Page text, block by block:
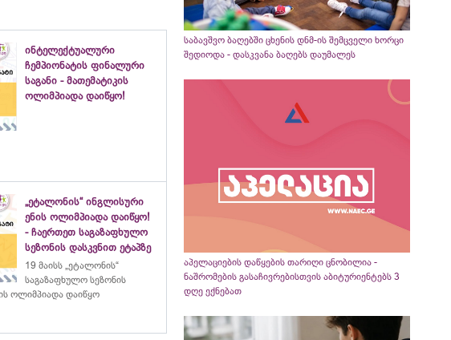
ინტელექტუალური
ჩემპიონატის ფინალური
საგანი - მათემატიკის
ოლიმპიადა დაიწყო!
„ეტალონის“ ინგლისური
ენის ოლიმპიადა დაიწყო!
- ჩაერთეთ საგაზაფხულო
სეზონის დასკვნით ეტაპზე
19 მაისს „ეტალონის“
საგაზაფხულო სეზონის
ოლიმპიადა დაიწყო
საბავშვო ბაღებში ცხენის დნმ-ის შემცველი ხორცი
შედიოდა - დასკვანა ბაღებს დაუმალეს
აპელაციების დაწყების თარიღი ცნობილია -
ნაშრომების გასაჩივრებისთვის აბიტურიენტებს 3
დღე ექნებათ